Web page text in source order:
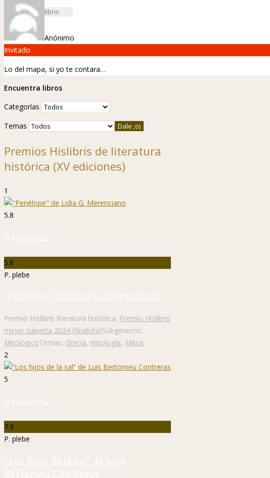
Anónimo
Invitado
Lo del mapa, si yo te contara…
Encuentra libros
Categorías
Temas
Premios Hislibris de literatura
histórica (XV ediciones)
1
5.8
P. Hislibris
5.8
P. plebe
"Penélope" de Lidia G. Merenciano
Premio Hislibris literatura histórica: Premio Hislibris
mejor cubierta 2024 (finalista)Subgéneros:
MitológicoTemas: Grecia, mitología, Mitos
2
5
P. Hislibris
7.9
P. plebe
“Los hijos de la sal” de Luis
Bertomeu Contreras